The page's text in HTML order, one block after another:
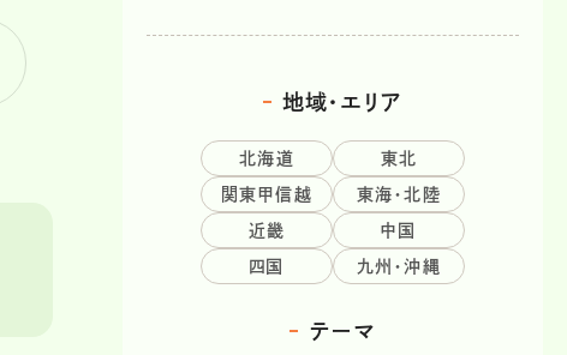
地域・エリア
北海道 東北
関東甲信越 東海・北陸
近畿 中国
四国 九州・沖縄
テーマ